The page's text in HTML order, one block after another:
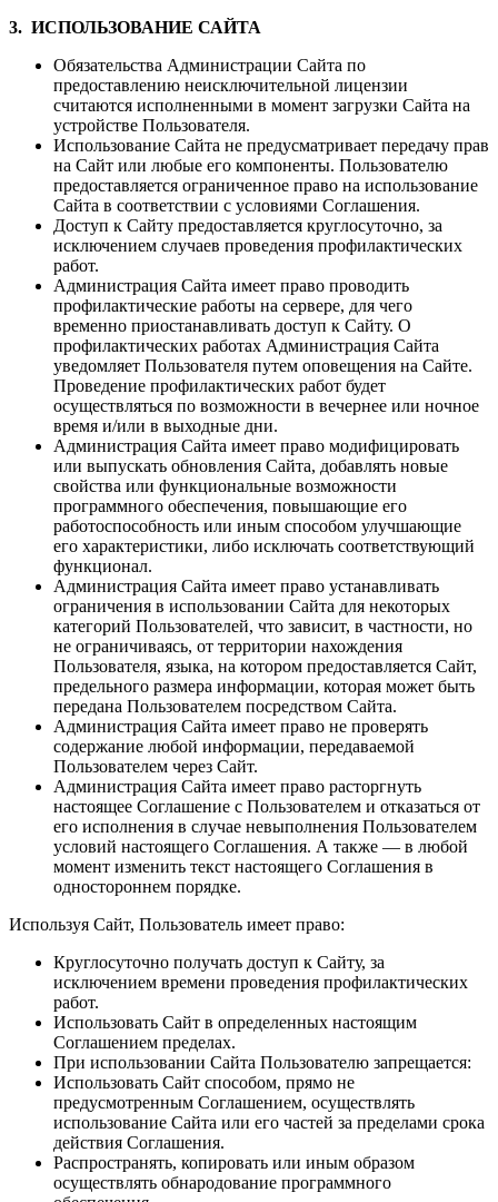
3. ИСПОЛЬЗОВАНИЕ САЙТА
Обязательства Администрации Сайта по
предоставлению неисключительной лицензии
считаются исполненными в момент загрузки Сайта на
устройстве Пользователя.
Использование Сайта не предусматривает передачу прав
на Сайт или любые его компоненты. Пользователю
предоставляется ограниченное право на использование
Сайта в соответствии с условиями Соглашения.
Доступ к Сайту предоставляется круглосуточно, за
исключением случаев проведения профилактических
работ.
Администрация Сайта имеет право проводить
профилактические работы на сервере, для чего
временно приостанавливать доступ к Сайту. О
профилактических работах Администрация Сайта
уведомляет Пользователя путем оповещения на Сайте.
Проведение профилактических работ будет
осуществляться по возможности в вечернее или ночное
время и/или в выходные дни.
Администрация Сайта имеет право модифицировать
или выпускать обновления Сайта, добавлять новые
свойства или функциональные возможности
программного обеспечения, повышающие его
работоспособность или иным способом улучшающие
его характеристики, либо исключать соответствующий
функционал.
Администрация Сайта имеет право устанавливать
ограничения в использовании Сайта для некоторых
категорий Пользователей, что зависит, в частности, но
не ограничиваясь, от территории нахождения
Пользователя, языка, на котором предоставляется Сайт,
предельного размера информации, которая может быть
передана Пользователем посредством Сайта.
Администрация Сайта имеет право не проверять
содержание любой информации, передаваемой
Пользователем через Сайт.
Администрация Сайта имеет право расторгнуть
настоящее Соглашение с Пользователем и отказаться от
его исполнения в случае невыполнения Пользователем
условий настоящего Соглашения. А также — в любой
момент изменить текст настоящего Соглашения в
одностороннем порядке.
Используя Сайт, Пользователь имеет право:
Круглосуточно получать доступ к Сайту, за
исключением времени проведения профилактических
работ.
Использовать Сайт в определенных настоящим
Соглашением пределах.
При использовании Сайта Пользователю запрещается:
Использовать Сайт способом, прямо не
предусмотренным Соглашением, осуществлять
использование Сайта или его частей за пределами срока
действия Соглашения.
Распространять, копировать или иным образом
осуществлять обнародование программного